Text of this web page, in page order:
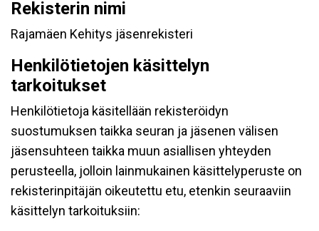
Rekisterin nimi
Rajamäen Kehitys jäsenrekisteri
Henkilötietojen käsittelyn
tarkoitukset
Henkilötietoja käsitellään rekisteröidyn
suostumuksen taikka seuran ja jäsenen välisen
jäsensuhteen taikka muun asiallisen yhteyden
perusteella, jolloin lainmukainen käsittelyperuste on
rekisterinpitäjän oikeutettu etu, etenkin seuraaviin
käsittelyn tarkoituksiin: